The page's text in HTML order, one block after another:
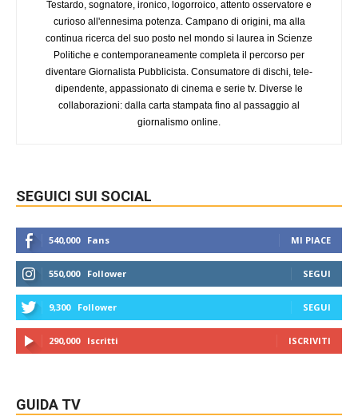
Testardo, sognatore, ironico, logorroico, attento osservatore e
curioso all'ennesima potenza. Campano di origini, ma alla
continua ricerca del suo posto nel mondo si laurea in Scienze
Politiche e contemporaneamente completa il percorso per
diventare Giornalista Pubblicista. Consumatore di dischi, tele-
dipendente, appassionato di cinema e serie tv. Diverse le
collaborazioni: dalla carta stampata fino al passaggio al
giornalismo online.
SEGUICI SUI SOCIAL
540,000 Fans MI PIACE
550,000 Follower SEGUI
9,300 Follower SEGUI
290,000 Iscritti ISCRIVITI
GUIDA TV